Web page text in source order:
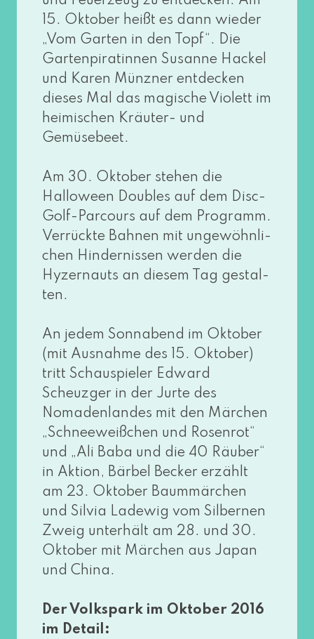
15. Oktober heißt es dann wie­der
„Vom Garten in den Topf“. Die
Gartenpiratinnen Susanne Hackel
und Karen Münzner ent­de­cken
die­ses Mal das magi­sche Violett im
hei­mi­schen Kräuter- und
Gemüsebeet.
Am 30. Oktober ste­hen die
Halloween Doubles auf dem Disc-
Golf-Parcours auf dem Programm.
Verrückte Bahnen mit unge­wöhn­li­
chen Hindernissen wer­den die
Hyzernauts an die­sem Tag gestal­
ten.
An jedem Sonnabend im Oktober
(mit Ausnahme des 15. Oktober)
tritt Schauspieler Edward
Scheuzger in der Jurte des
Nomadenlandes mit den Märchen
„Schneeweißchen und Rosenrot“
und „Ali Baba und die 40 Räuber“
in Aktion, Bärbel Becker erzählt
am 23. Oktober Baummärchen
und Silvia Ladewig vom Silbernen
Zweig unter­hält am 28. und 30.
Oktober mit Märchen aus Japan
und China.
Der Volkspark im Oktober 2016
im Detail: